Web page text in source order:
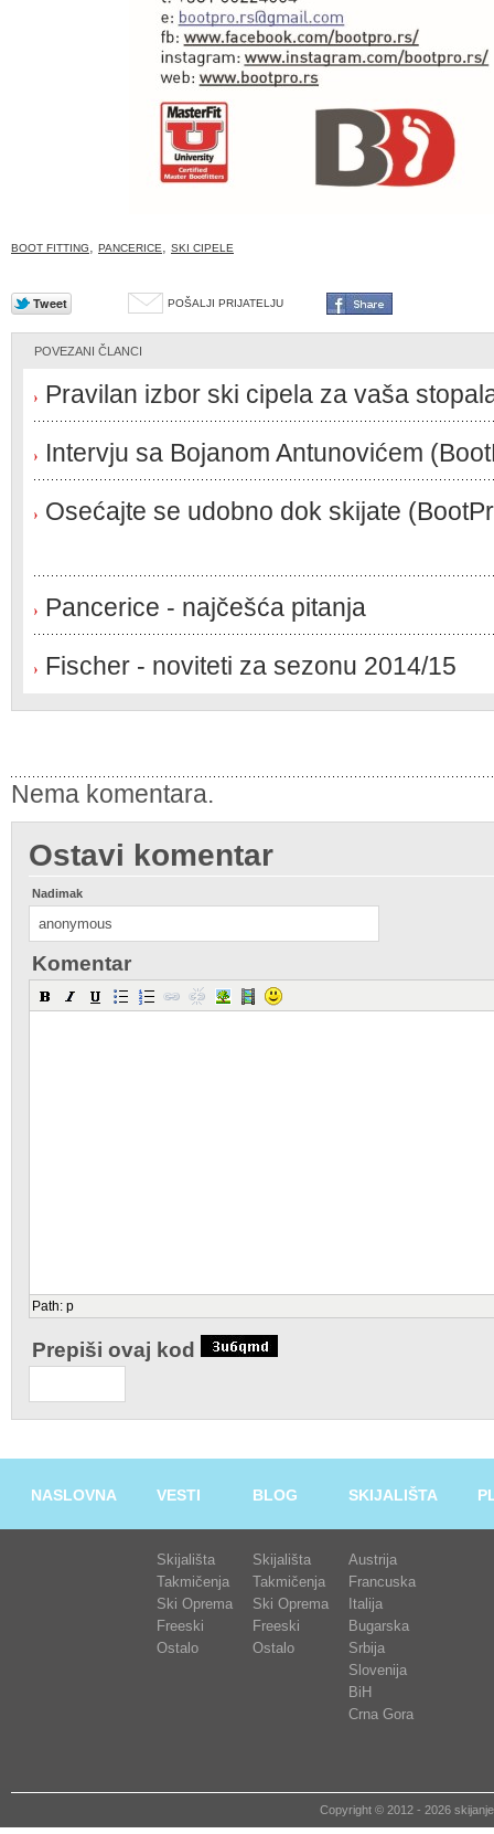
BOOT FITTING, PANCERICE, SKI CIPELE
POŠALJI PRIJATELJU
POVEZANI ČLANCI
Pravilan izbor ski cipela za vaša
Intervju sa Bojanom Antunovićem
Osećajte se udobno dok skijate
Pancerice - najčešća pitanja
Fischer - noviteti za sezonu 2014/15
Nema komentara.
Ostavi komentar
Nadimak
Komentar
Path: p
Prepiši ovaj kod
NASLOVNA VESTI
Skijališta
Takmičenja
Ski Oprema
Freeski
Ostalo
BLOG
Skijališta
Takmičenja
Ski Oprema
Freeski
Ostalo
SKIJALIŠTA
Austrija
Francuska
Italija
Bugarska
Srbija
Slovenija
BiH
Crna Gora
Copyright © 2012 - 2026